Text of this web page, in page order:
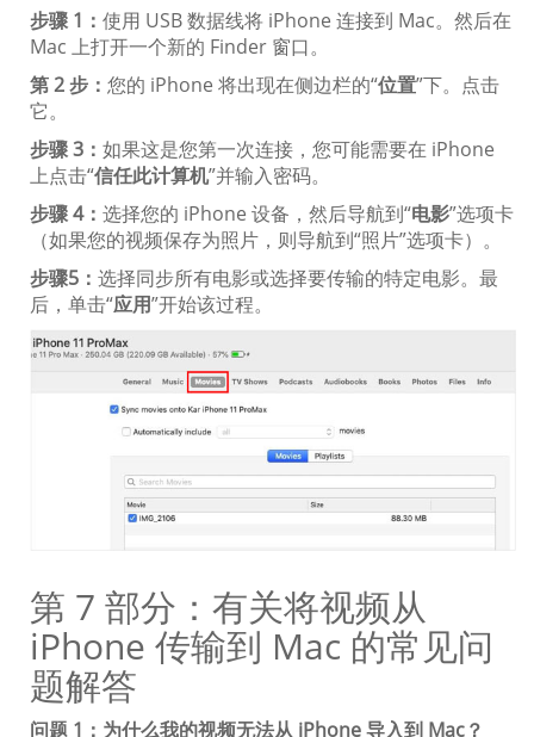
步骤 1： 使用 USB 数据线将 iPhone 连接到 Mac。然后在
Mac 上打开一个新的 Finder 窗口。
第 2 步： 您的 iPhone 将出现在侧边栏的“位置”下。点击
它。
步骤 3： 如果这是您第一次连接，您可能需要在 iPhone
上点击“信任此计算机”并输入密码。
步骤 4： 选择您的 iPhone 设备，然后导航到“电影”选项卡
（如果您的视频保存为照片，则导航到“照片”选项卡）。
步骤5： 选择同步所有电影或选择要传输的特定电影。最
后，单击“应用”开始该过程。
第 7 部分：有关将视频从
iPhone 传输到 Mac 的常见问
题解答
问题 1：为什么我的视频无法从 iPhone 导入到 Mac？